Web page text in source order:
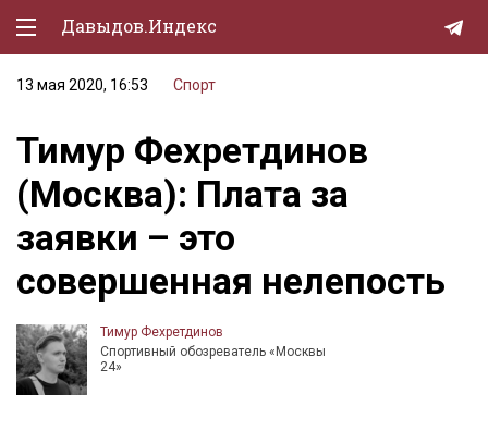
Давыдов.Индекс
Политическая жизнь
Экономика
Природа
Образование
Спорт
Культура
Lifestyle
13 мая 2020, 16:53 Спорт
Тимур Фехретдинов
(Москва): Плата за
заявки – это
совершенная нелепость
Тимур Фехретдинов
Спортивный обозреватель «Москвы
24»